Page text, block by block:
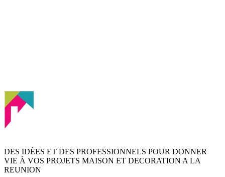
DES IDÉES ET DES PROFESSIONNELS POUR DONNER
VIE À VOS PROJETS MAISON ET DECORATION A LA
REUNION